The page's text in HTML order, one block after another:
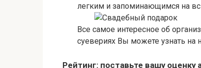
легким и запоминающимся на
Все самое интересное об
суевериях Вы можете узнать на
Рейтинг: поставьте вашу оценку